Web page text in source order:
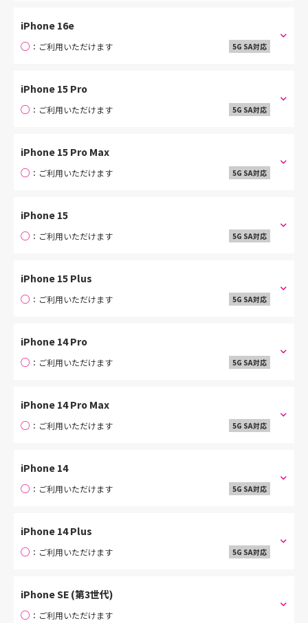
iPhone 16e
○ ：ご利用いただけます 5G SA対応
iPhone 15 Pro
○ ：ご利用いただけます 5G SA対応
iPhone 15 Pro Max
○ ：ご利用いただけます 5G SA対応
iPhone 15
○ ：ご利用いただけます 5G SA対応
iPhone 15 Plus
○ ：ご利用いただけます 5G SA対応
iPhone 14 Pro
○ ：ご利用いただけます 5G SA対応
iPhone 14 Pro Max
○ ：ご利用いただけます 5G SA対応
iPhone 14
○ ：ご利用いただけます 5G SA対応
iPhone 14 Plus
○ ：ご利用いただけます 5G SA対応
iPhone SE (第3世代)
○ ：ご利用いただけます